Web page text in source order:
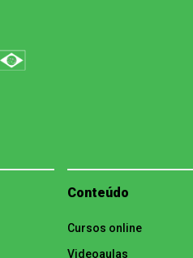
Conteúdo
Cursos online
Videoaulas